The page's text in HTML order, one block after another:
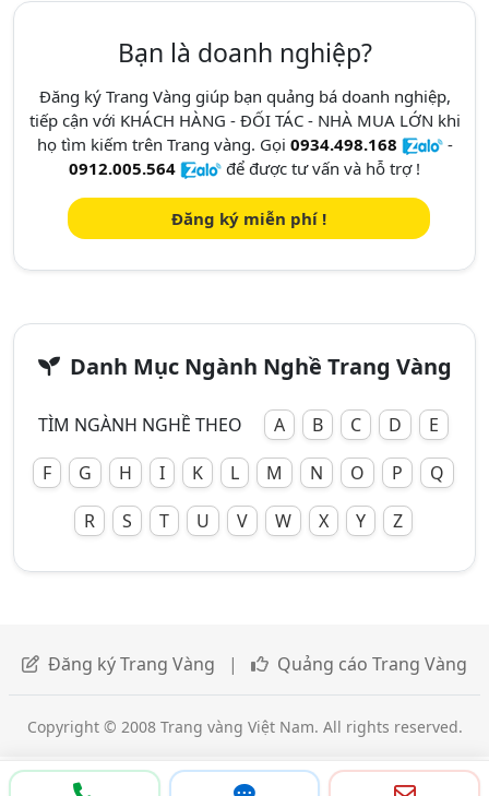
Bạn là doanh nghiệp?
Đăng ký Trang Vàng giúp bạn quảng bá doanh nghiệp,
tiếp cận với KHÁCH HÀNG - ĐỐI TÁC - NHÀ MUA LỚN khi
họ tìm kiếm trên Trang vàng. Gọi 0934.498.168
-
0912.005.564
để được tư vấn và hỗ trợ !
Đăng ký miễn phí !
Danh Mục Ngành Nghề Trang Vàng
TÌM NGÀNH NGHỀ THEO A B C D
E
F
G H I K L M N O P
Q
R
S T U V W X Y Z
Đăng ký Trang Vàng | Quảng cáo Trang Vàng
Copyright © 2008 Trang vàng Việt Nam. All rights reserved.